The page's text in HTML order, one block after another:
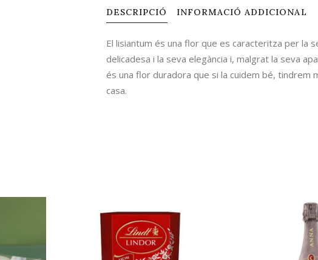
DESCRIPCIÓ INFORMACIÓ ADDICIONAL
El lisiantum és una flor que es caracteritza per la
delicadesa i la seva elegància i, malgrat la seva
és una flor duradora que si la cuidem bé, tindrem
casa.